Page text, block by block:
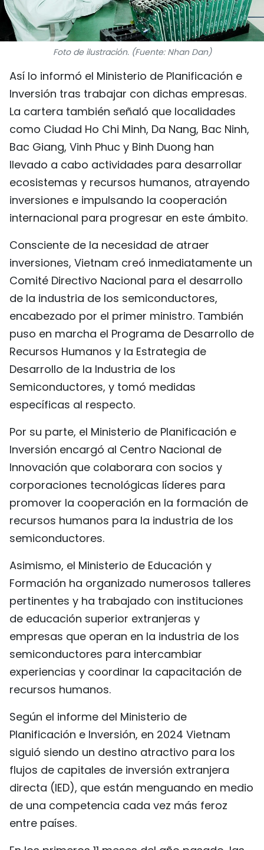
ENGLISH
中文
FRANÇAIS
РУССКИЙ
Foto de ilustración. (Fuente: Nhan Dan)
Así lo informó el Ministerio de Planificación e
Inversión tras trabajar con dichas empresas.
La cartera también señaló que localidades
como Ciudad Ho Chi Minh, Da Nang, Bac Ninh,
Bac Giang, Vinh Phuc y Binh Duong han
llevado a cabo actividades para desarrollar
ecosistemas y recursos humanos, atrayendo
inversiones e impulsando la cooperación
internacional para progresar en este ámbito.
Consciente de la necesidad de atraer
inversiones, Vietnam creó inmediatamente un
Comité Directivo Nacional para el desarrollo
de la industria de los semiconductores,
encabezado por el primer ministro. También
puso en marcha el Programa de Desarrollo de
Recursos Humanos y la Estrategia de
Desarrollo de la Industria de los
Semiconductores, y tomó medidas
específicas al respecto.
Por su parte, el Ministerio de Planificación e
Inversión encargó al Centro Nacional de
Innovación que colaborara con socios y
corporaciones tecnológicas líderes para
promover la cooperación en la formación de
recursos humanos para la industria de los
semiconductores.
Asimismo, el Ministerio de Educación y
Formación ha organizado numerosos talleres
pertinentes y ha trabajado con instituciones
de educación superior extranjeras y
empresas que operan en la industria de los
semiconductores para intercambiar
experiencias y coordinar la capacitación de
recursos humanos.
Según el informe del Ministerio de
Planificación e Inversión, en 2024 Vietnam
siguió siendo un destino atractivo para los
flujos de capitales de inversión extranjera
directa (IED), que están menguando en medio
de una competencia cada vez más feroz
entre países.